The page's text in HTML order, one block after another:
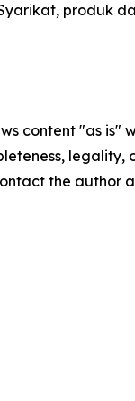
produk
content "as
the author